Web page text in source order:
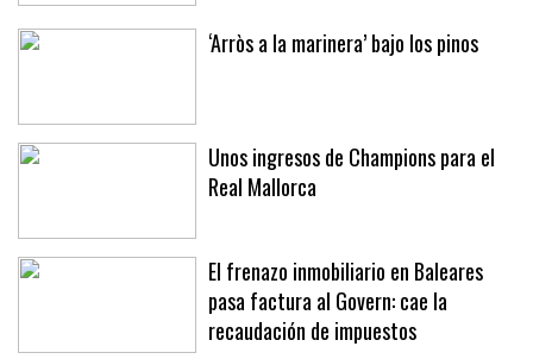
‘Arròs a la marinera’ bajo los pinos
Unos ingresos de Champions para el
Real Mallorca
El frenazo inmobiliario en Baleares
pasa factura al Govern: cae la
recaudación de impuestos